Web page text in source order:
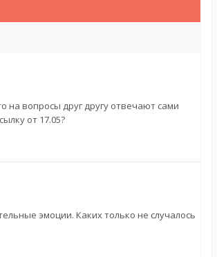
на вопросы друг другу отвечают сами
от 17.05?
эмоции. Каких только не случалось